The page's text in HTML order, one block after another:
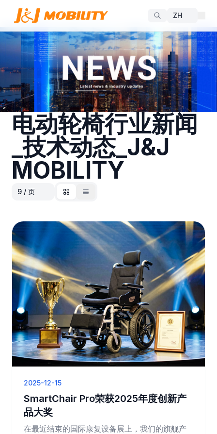
电动轮椅行业新闻
_技术动态_J&J
MOBILITY
2025-12-15
SmartChair Pro荣获2025年度创新产
品大奖
在最近结束的国际康复设备展上，我们的旗舰产